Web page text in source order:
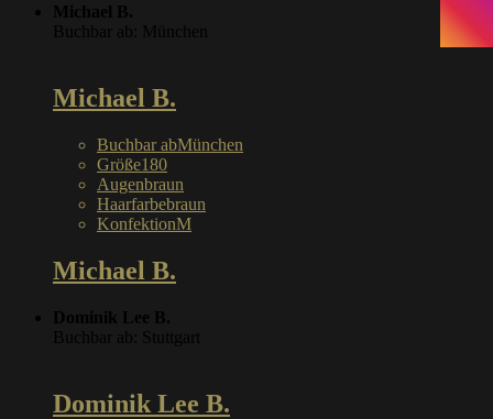
Michael B.
Buchbar ab: München
Michael B.
Buchbar abMünchen
Größe180
Augenbraun
Haarfarbebraun
KonfektionM
Michael B.
Dominik Lee B.
Buchbar ab: Stuttgart
Dominik Lee B.